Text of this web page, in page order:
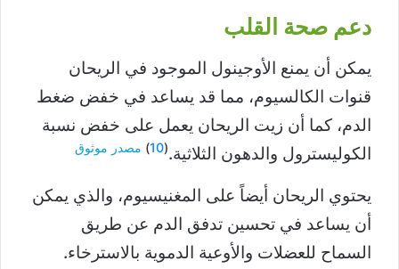
دعم صحة القلب
يمكن أن يمنع الأوجينول الموجود في الريحان
قنوات الكالسيوم، مما قد يساعد في خفض ضغط
الدم، كما أن زيت الريحان يعمل على خفض نسبة
الكوليسترول والدهون الثلاثية.(
10
) مصدر موثوق
يحتوي الريحان أيضاً على المغنيسيوم، والذي يمكن
أن يساعد في تحسين تدفق الدم عن طريق
السماح للعضلات والأوعية الدموية بالاسترخاء.